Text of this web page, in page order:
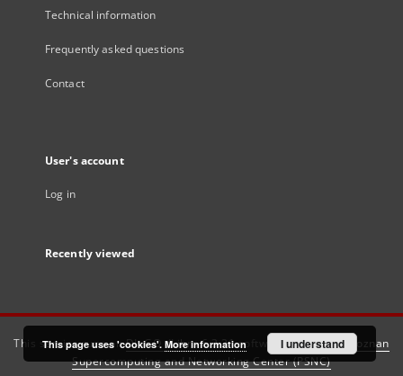
Technical information
Frequently asked questions
Contact
User's account
Log in
Recently viewed
This service runs onDInGO dLibra 6.3.21software created by
Poznan
Supercomputing and Networking Center (PSNC)
This page uses 'cookies'. More information I understand